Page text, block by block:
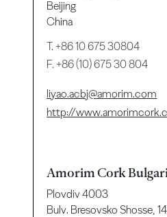
Beijing
China
T.+86 10 675 30804
F. +86 (10) 675 30 804
liyao.acbj@amorim.com
http://
Amorim Cork
Plovdiv 4003
Bulv. Bresovsko Shosse,